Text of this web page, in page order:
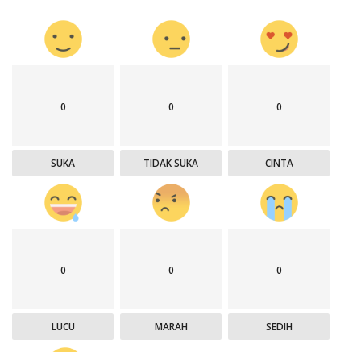
0
SUKA
0
TIDAK SUKA
0
CINTA
0
LUCU
0
MARAH
0
SEDIH